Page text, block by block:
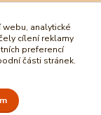
webu, analytické
cílení reklamy
preferencí
části stránek.